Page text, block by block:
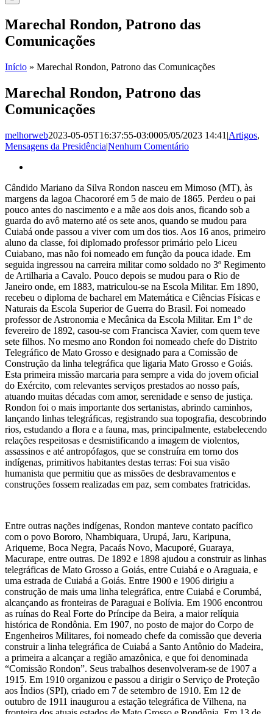
Marechal Rondon, Patrono das
Comunicações
Início » Marechal Rondon, Patrono das Comunicações
Marechal Rondon, Patrono das
Comunicações
melhorweb2023-05-05T16:37:55-03:0005/05/2023 14:41 |Artigos,
Mensagens da Presidência|Nenhum Comentário
Maior
Cândido Mariano da Silva Rondon nasceu em Mimoso (MT), às
margens da lagoa Chacororé em 5 de maio de 1865. Perdeu o pai
pouco antes do nascimento e a mãe aos dois anos, ficando sob a
guarda do avô materno até os sete anos, quando se mudou para
Cuiabá onde passou a viver com um dos tios. Aos 16 anos, primeiro
aluno da classe, foi diplomado professor primário pelo Liceu
Cuiabano, mas não foi nomeado em função da pouca idade. Em
seguida ingressou na carreira militar como soldado no 3º Regimento
de Artilharia a Cavalo. Pouco depois se mudou para o Rio de
Janeiro onde, em 1883, matriculou-se na Escola Militar. Em 1890,
recebeu o diploma de bacharel em Matemática e Ciências Físicas e
Naturais da Escola Superior de Guerra do Brasil. Foi nomeado
professor de Astronomia e Mecânica da Escola Militar. Em 1º de
fevereiro de 1892, casou-se com Francisca Xavier, com quem teve
sete filhos. No mesmo ano Rondon foi nomeado chefe do Distrito
Telegráfico de Mato Grosso e designado para a Comissão de
Construção da linha telegráfica que ligaria Mato Grosso e Goiás.
Esta primeira missão marcaria para sempre a vida do jovem oficial
do Exército, com relevantes serviços prestados ao nosso país,
atuando muitas décadas com amor, serenidade e senso de justiça.
Rondon foi o mais importante dos sertanistas, abrindo caminhos,
lançando linhas telegráficas, registrando sua topografia, descobrindo
rios, estudando a flora e a fauna, mas, principalmente, estabelecendo
relações respeitosas e desmistificando a imagem de violentos,
assassinos e até antropófagos, que se construíra em torno dos
indígenas, primitivos habitantes destas terras: Foi sua visão
humanista que permitiu que as missões de desbravamentos e
construções fossem realizadas em paz, sem combates fratricidas.
Entre outras nações indígenas, Rondon manteve contato pacífico
com o povo Bororo, Nhambiquara, Urupá, Jaru, Karipuna,
Ariqueme, Boca Negra, Pacaás Novo, Macuporé, Guaraya,
Macurape, entre outras. De 1892 e 1898 ajudou a construir as linhas
telegráficas de Mato Grosso a Goiás, entre Cuiabá e o Araguaia, e
uma estrada de Cuiabá a Goiás. Entre 1900 e 1906 dirigiu a
construção de mais uma linha telegráfica, entre Cuiabá e Corumbá,
alcançando as fronteiras de Paraguai e Bolívia. Em 1906 encontrou
as ruínas do Real Forte do Príncipe da Beira, a maior relíquia
histórica de Rondônia. Em 1907, no posto de major do Corpo de
Engenheiros Militares, foi nomeado chefe da comissão que deveria
construir a linha telegráfica de Cuiabá a Santo Antônio do Madeira,
a primeira a alcançar a região amazônica, e que foi denominada
“Comissão Rondon”. Seus trabalhos desenvolveram-se de 1907 a
1915. Em 1910 organizou e passou a dirigir o Serviço de Proteção
aos Índios (SPI), criado em 7 de setembro de 1910. Em 12 de
outubro de 1911 inaugurou a estação telegráfica de Vilhena, na